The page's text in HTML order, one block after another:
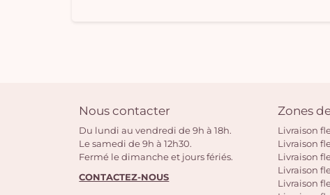
Nous contacter
Du lundi au vendredi de 9h à 18h.
Le samedi de 9h à 12h30.
Fermé le dimanche et jours fériés.
CONTACTEZ-NOUS
Zones
Livraison
Livraison
Livraison
Livraison
Livraison